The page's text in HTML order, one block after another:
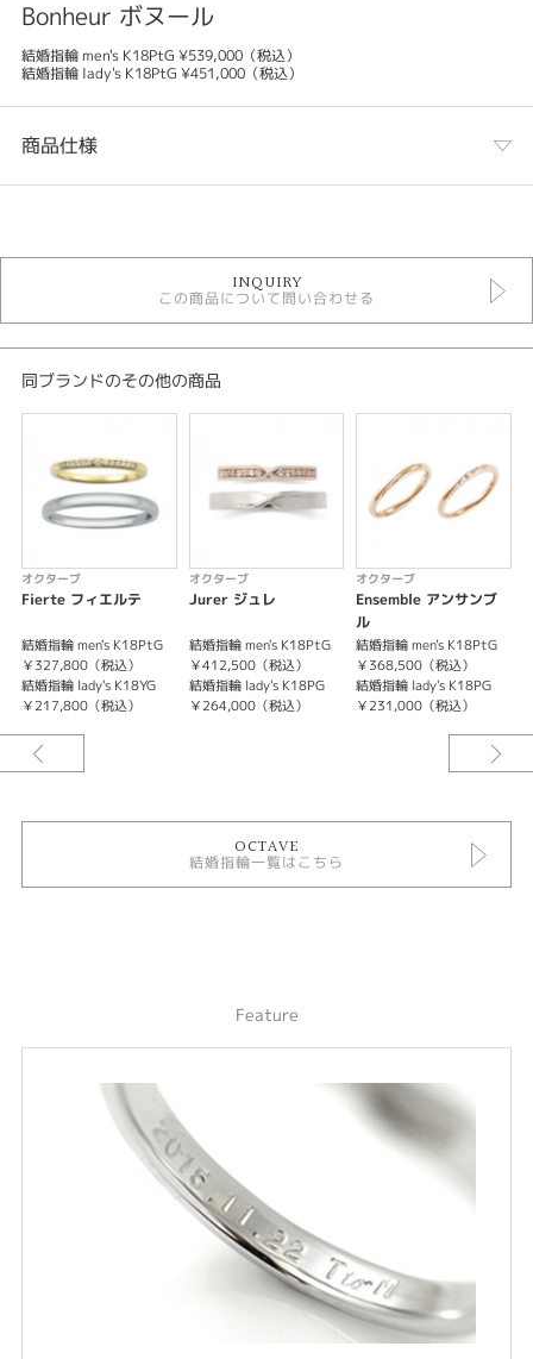
Bonheur ボヌール
結婚指輪 men's K18PtG ¥539,000（税込）
結婚指輪 lady's K18PtG ¥451,000（税込）
商品仕様
OCTAVE
結婚指輪 ＞ 結婚指輪ゴージャス
デザイン
結婚指輪 ゴージャス
レディース
紹介文
OCTAVE【Bonheur】ボヌール
ささやかな毎日が かけがえのない毎日。いま 溢れてくる「ありがとう」。
ボリュームのあるストレートタイプの結婚指輪（マリッジリング）。メンズ
OCTAVE“オクターヴ”とはドレミファソラシドの8つの音の音階をいいま
※選ばれる素材によって価格が変わります。
INQUIRY
この商品について問い合わせる
同ブランドのその他の商品
オクターブ
Fierte フィエルテ
結婚指輪 men's K18PtG
￥327,800（税込）
結婚指輪 lady's K18YG
￥217,800（税込）
オクターブ
Jurer ジュレ
結婚指輪 men's K18PtG
￥412,500（税込）
結婚指輪 lady's K18PG
￥264,000（税込）
オクターブ
Ensemble アンサンブ
ル
結婚指輪 men's K18PtG
￥368,500（税込）
結婚指輪 lady's K18PG
￥231,000（税込）
OCTAVE
結婚指輪一覧はこちら
Feature